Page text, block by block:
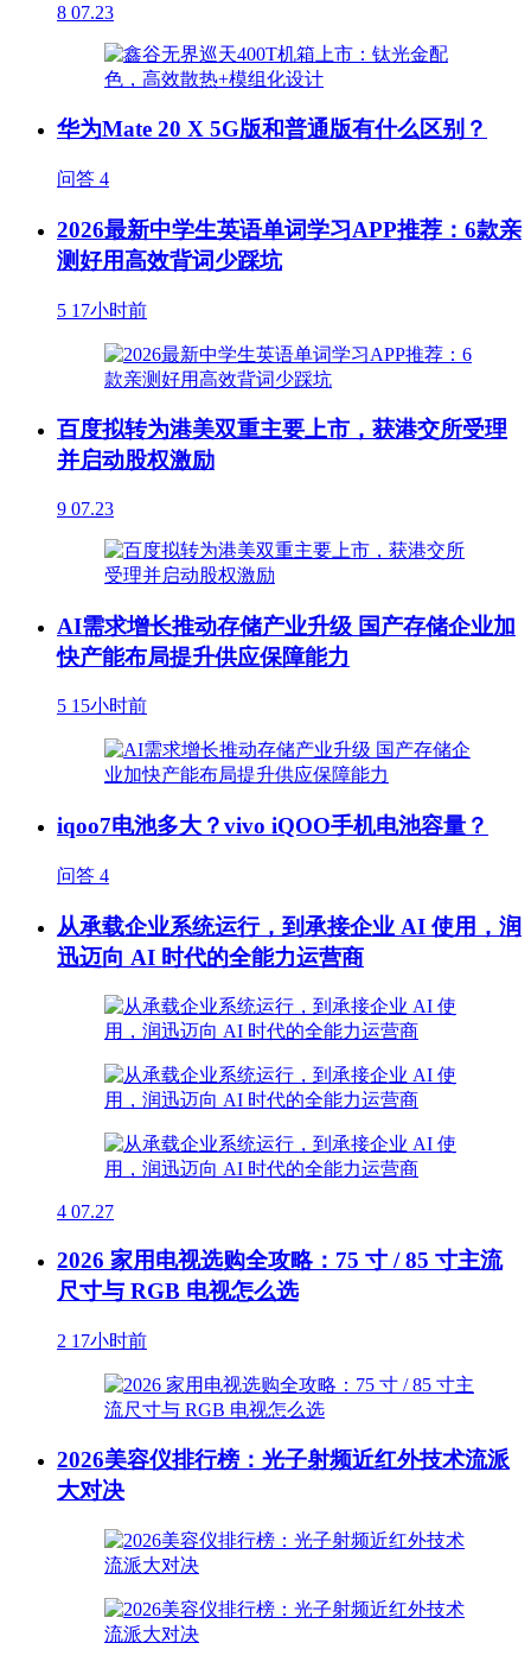
8 07.23
华为Mate 20 X 5G版和普通版有什么区别？
问答 4
2026最新中学生英语单词学习APP推荐：6款亲
测好用高效背词少踩坑
5 17小时前
百度拟转为港美双重主要上市，获港交所受理
并启动股权激励
9 07.23
AI需求增长推动存储产业升级 国产存储企业加
快产能布局提升供应保障能力
5 15小时前
iqoo7电池多大？vivo iQOO手机电池容量？
问答 4
从承载企业系统运行，到承接企业 AI 使用，润
迅迈向 AI 时代的全能力运营商
4 07.27
2026 家用电视选购全攻略：75 寸 / 85 寸主流
尺寸与 RGB 电视怎么选
2 17小时前
2026美容仪排行榜：光子射频近红外技术流派
大对决